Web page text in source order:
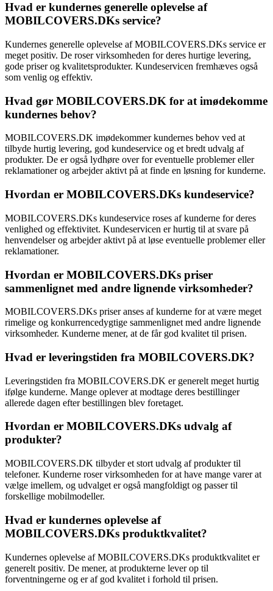
Hvad er kundernes generelle oplevelse af
MOBILCOVERS.DKs service?
Kundernes generelle oplevelse af MOBILCOVERS.DKs service er
meget positiv. De roser virksomheden for deres hurtige levering,
gode priser og kvalitetsprodukter. Kundeservicen fremhæves også
som venlig og effektiv.
Hvad gør MOBILCOVERS.DK for at imødekomme
kundernes behov?
MOBILCOVERS.DK imødekommer kundernes behov ved at
tilbyde hurtig levering, god kundeservice og et bredt udvalg af
produkter. De er også lydhøre over for eventuelle problemer eller
reklamationer og arbejder aktivt på at finde en løsning for kunderne.
Hvordan er MOBILCOVERS.DKs kundeservice?
MOBILCOVERS.DKs kundeservice roses af kunderne for deres
venlighed og effektivitet. Kundeservicen er hurtig til at svare på
henvendelser og arbejder aktivt på at løse eventuelle problemer eller
reklamationer.
Hvordan er MOBILCOVERS.DKs priser
sammenlignet med andre lignende virksomheder?
MOBILCOVERS.DKs priser anses af kunderne for at være meget
rimelige og konkurrencedygtige sammenlignet med andre lignende
virksomheder. Kunderne mener, at de får god kvalitet til prisen.
Hvad er leveringstiden fra MOBILCOVERS.DK?
Leveringstiden fra MOBILCOVERS.DK er generelt meget hurtig
ifølge kunderne. Mange oplever at modtage deres bestillinger
allerede dagen efter bestillingen blev foretaget.
Hvordan er MOBILCOVERS.DKs udvalg af
produkter?
MOBILCOVERS.DK tilbyder et stort udvalg af produkter til
telefoner. Kunderne roser virksomheden for at have mange varer at
vælge imellem, og udvalget er også mangfoldigt og passer til
forskellige mobilmodeller.
Hvad er kundernes oplevelse af
MOBILCOVERS.DKs produktkvalitet?
Kundernes oplevelse af MOBILCOVERS.DKs produktkvalitet er
generelt positiv. De mener, at produkterne lever op til
forventningerne og er af god kvalitet i forhold til prisen.